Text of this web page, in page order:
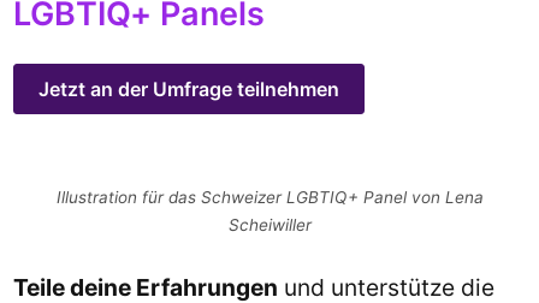
LGBTIQ+ Panels
Jetzt an der Umfrage teilnehmen
Illustration für das Schweizer LGBTIQ+ Panel von Lena
Scheiwiller
Teile deine Erfahrungen und unterstütze die